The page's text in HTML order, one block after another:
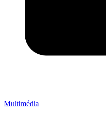
Multimédia